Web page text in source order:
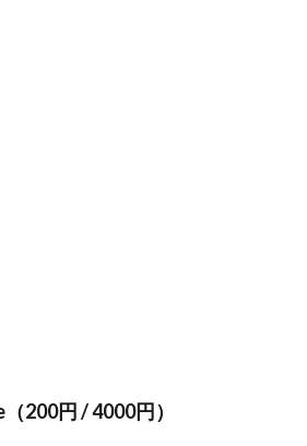
200円 / 4000円）